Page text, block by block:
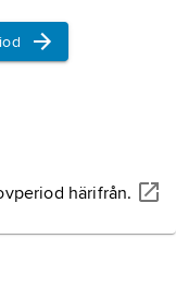
härifrån.